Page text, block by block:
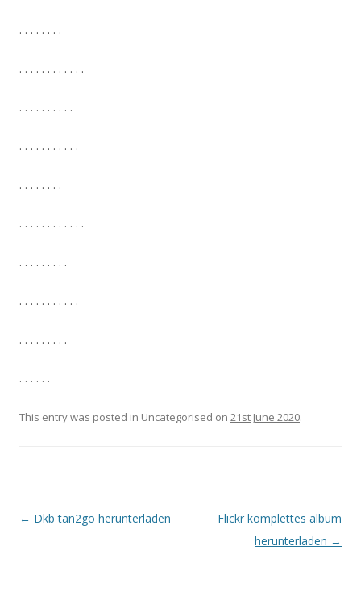
. . . . . . . .
. . . . . . . . . . . .
. . . . . . . . . .
. . . . . . . . . . .
. . . . . . . .
. . . . . . . . . . . .
. . . . . . . . .
. . . . . . . . . . .
. . . . . . . . .
. . . . . .
This entry was posted in Uncategorised on 21st June 2020.
Post navigation
← Dkb tan2go herunterladen
Flickr komplettes album
herunterladen →